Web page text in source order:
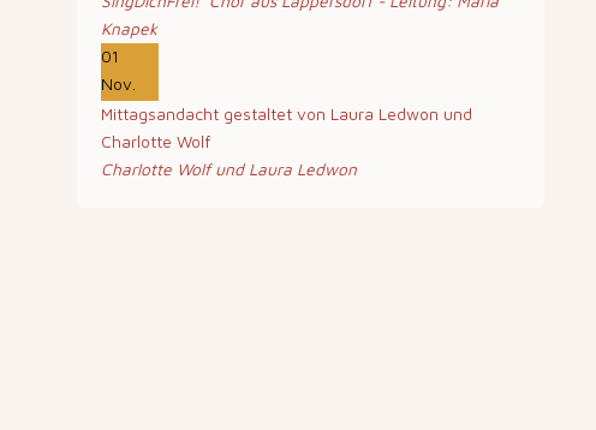
Knapek
01
Nov.
Mittagsandacht gestaltet von Laura Ledwon und
Charlotte Wolf
Charlotte Wolf und Laura Ledwon